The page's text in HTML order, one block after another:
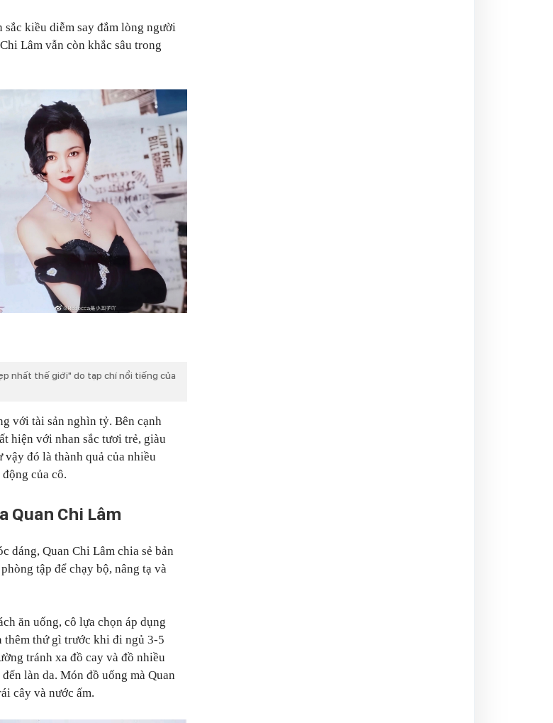
kiều diễm say đắm lòng người
Lâm vẫn còn khắc sâu trong
nhất thế giới" do tạp chí nổi tiếng của
với tài sản nghìn tỷ. Bên cạnh
hiện với nhan sắc tươi trẻ, giàu
vậy đó là thành quả của nhiều
của cô.
Quan Chi Lâm
dáng, Quan Chi Lâm chia sẻ bản
tập để chạy bộ, nâng tạ và
ăn uống, cô lựa chọn áp dụng
thêm thứ gì trước khi đi ngủ 3-5
tránh xa đồ cay và đồ nhiều
làn da. Món đồ uống mà Quan
cây và nước ấm.